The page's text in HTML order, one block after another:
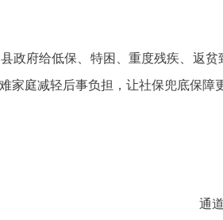
政府给低保、特困、重度残疾、返
家庭减轻后事负担，让社保兜底保障
通道侗族自治